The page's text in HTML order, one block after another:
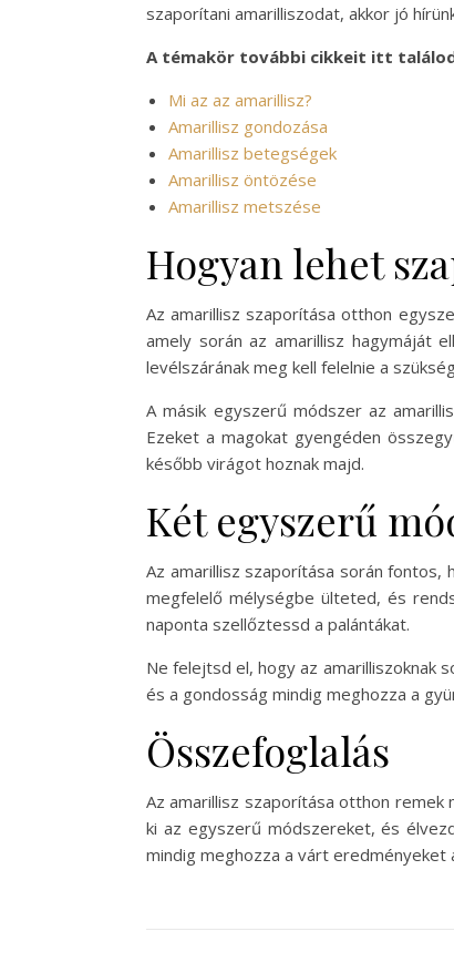
szaporítani amarilliszodat, akkor jó
A témakör további cikkeit itt
Mi az az amarillisz?
Amarillisz gondozása
Amarillisz betegségek
Amarillisz öntözése
Amarillisz metszése
Hogyan lehet
Az amarillisz szaporítása otthon
amely során az amarillisz hagymáját
levélszárának meg kell felelnie a
A másik egyszerű módszer az
Ezeket a magokat gyengéden
később virágot hoznak majd.
Két egyszerű
Az amarillisz szaporítása során fontos,
megfelelő mélységbe ülteted, és
naponta szellőztessd a palántákat.
Ne felejtsd el, hogy az amarilliszoknak
és a gondosság mindig meghozza a
Összefoglalás
Az amarillisz szaporítása otthon remek
ki az egyszerű módszereket, és
mindig meghozza a várt eredményeket